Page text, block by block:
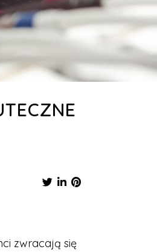
zwracają się